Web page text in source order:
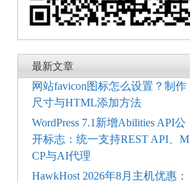
最新文章
网站favicon图标怎么设置？制作
尺寸与HTML添加方法
WordPress 7.1新增Abilities API公
开标志：统一支持REST API、M
CP与AI代理
HawkHost 2026年8月主机优惠：